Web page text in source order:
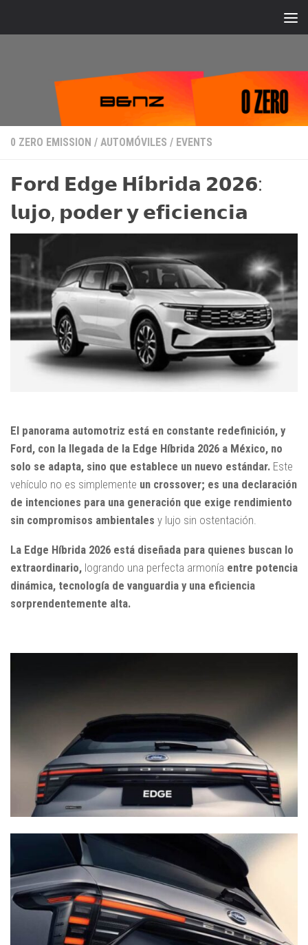
0 ZERO EMISSION / AUTOMÓVILES / EVENTS
𝗙𝗼𝗿𝗱 𝗘𝗱𝗴𝗲 𝗛𝗶́𝗯𝗿𝗶𝗱𝗮 𝟮𝟬𝟮𝟲:
𝗹𝘂𝗷𝗼, 𝗽𝗼𝗱𝗲𝗿 𝘆 𝗲𝗳𝗶𝗰𝗶𝗲𝗻𝗰𝗶𝗮
El panorama automotriz está en constante redefinición, y
Ford, con la llegada de la Edge Híbrida 2026 a México, no
solo se adapta, sino que establece un nuevo estándar. Este
vehículo no es simplemente un crossover; es una declaración
de intenciones para una generación que exige rendimiento
sin compromisos ambientales y lujo sin ostentación.
La Edge Híbrida 2026 está diseñada para quienes buscan lo
extraordinario, logrando una perfecta armonía entre potencia
dinámica, tecnología de vanguardia y una eficiencia
sorprendentemente alta.